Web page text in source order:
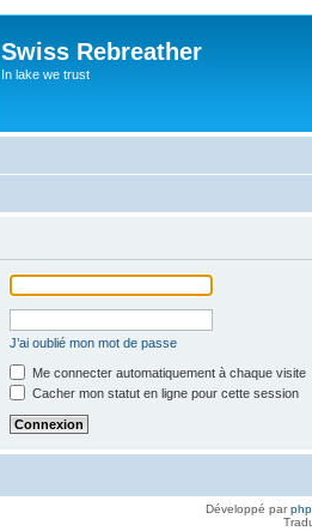
Swiss Rebreather
In lake we trust
J’ai oublié mon mot de passe
Me connecter automatiquement à chaque visite
Cacher mon statut en ligne pour cette session
Développé par